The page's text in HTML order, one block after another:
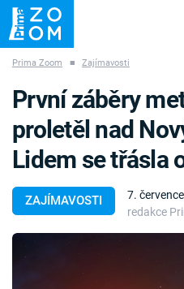
ZÁHADY VETŘELCI
Témata
Témata
Prima Zoom ■ Zajímavosti
ZAJÍMAVOSTI
7.
redakce
První záběry
proletěl nad
Lidem se třásla